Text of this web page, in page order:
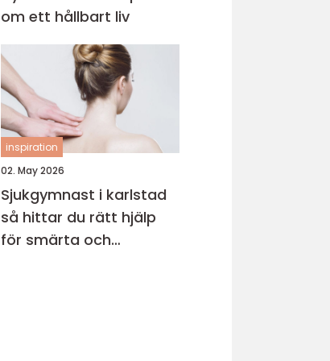
om ett hållbart liv
inspiration
02. May 2026
Sjukgymnast i karlstad
så hittar du rätt hjälp
för smärta och